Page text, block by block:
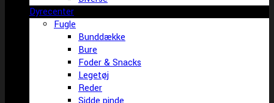
Dyrecenter
Fugle
Bunddække
Bure
Foder & Snacks
Legetøj
Reder